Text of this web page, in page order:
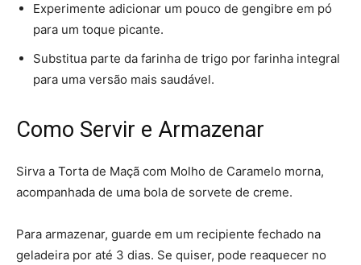
Experimente adicionar um pouco de gengibre em pó
para um toque picante.
Substitua parte da farinha de trigo por farinha integral
para uma versão mais saudável.
Como Servir e Armazenar
Sirva a Torta de Maçã com Molho de Caramelo morna,
acompanhada de uma bola de sorvete de creme.
Para armazenar, guarde em um recipiente fechado na
geladeira por até 3 dias. Se quiser, pode reaquecer no